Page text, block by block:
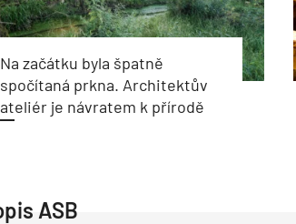
Na začátku byla špatně
spočítaná prkna. Architektův
ateliér je návratem k přírodě
ASB